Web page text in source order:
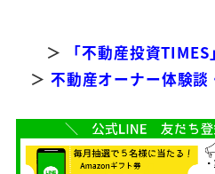
＞
「不動産投資
＞ 不動産オーナー体験